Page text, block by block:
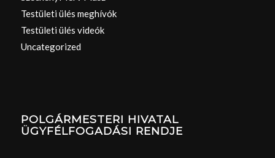
Testületi ülés meghívók
Testületi ülés videók
Uncategorized
POLGÁRMESTERI HIVATAL
ÜGYFÉLFOGADÁSI RENDJE